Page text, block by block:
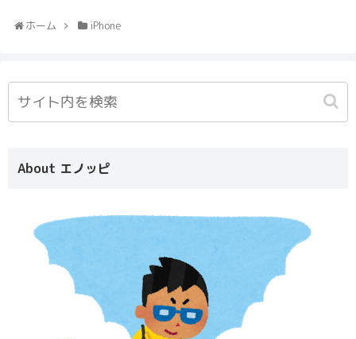
ホーム iPhone
About エノッピ